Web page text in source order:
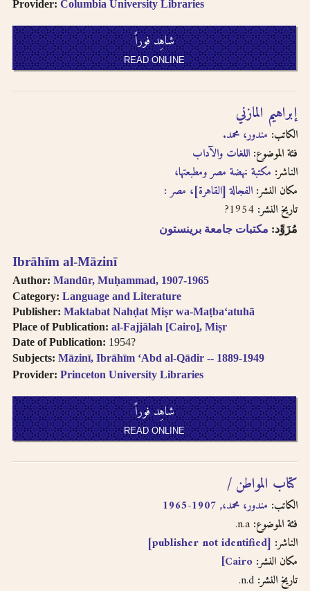
Provider: Columbia University Libraries
شاهِد فوراً
READ ONLINE
Ibrāhīm al-Māzinī
Author: Mandūr, Muḥammad, 1907-1965
Category: Language and Literature
Publisher: Maktabat Nahḍat Miṣr wa-Maṭbaʻatuhā
Place of Publication: al-Fajjālah [Cairo], Miṣr
Date of Publication: 1954?
Subjects: Māzinī, Ibrāhīm ʻAbd al-Qādir -- 1889-1949
Provider: Princeton University Libraries
شاهِد فوراً
READ ONLINE
إبراهيم المازني
الكاتب: مندور، محمد.
فئة الموضوع: اللغات والآداب
الناشر: مكتبة نهضة مصر ومطبعتها،
مكان النشر: الفجالة [القاهرة]، مصر :
تاريخ النشر:
مُزَوِّد: مكتبات جامعة برينستون
كتاب المواطن /
الكاتب: مندور، محمد،, 1907-1965
فئة الموضوع:
الناشر: [publisher not identified]
مكان النشر: Cairo]
تاريخ النشر: